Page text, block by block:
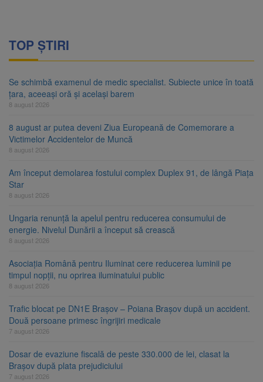
TOP ȘTIRI
Se schimbă examenul de medic specialist. Subiecte unice în toată
țara, aceeași oră și același barem
8 august 2026
8 august ar putea deveni Ziua Europeană de Comemorare a
Victimelor Accidentelor de Muncă
8 august 2026
Am început demolarea fostului complex Duplex 91, de lângă Piața
Star
8 august 2026
Ungaria renunță la apelul pentru reducerea consumului de
energie. Nivelul Dunării a început să crească
8 august 2026
Asociația Română pentru Iluminat cere reducerea luminii pe
timpul nopții, nu oprirea iluminatului public
8 august 2026
Trafic blocat pe DN1E Brașov – Poiana Brașov după un accident.
Două persoane primesc îngrijiri medicale
7 august 2026
Dosar de evaziune fiscală de peste 330.000 de lei, clasat la
Brașov după plata prejudiciului
7 august 2026